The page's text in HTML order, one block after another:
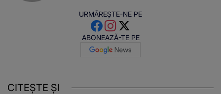
URMĂREȘTE-NE PE
ABONEAZĂ-TE PE
CITEȘTE ȘI